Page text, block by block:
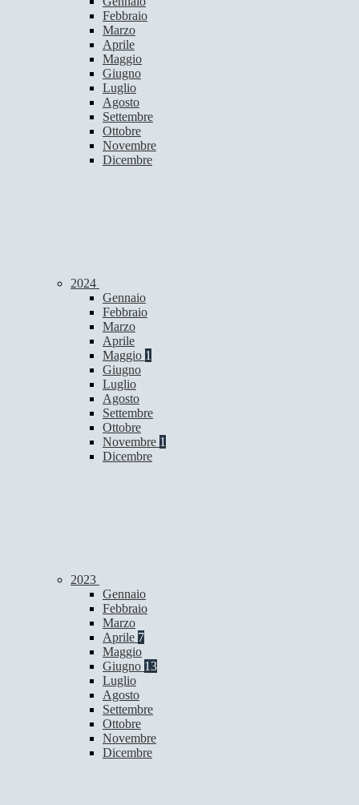
Febbraio
Marzo
Aprile
Maggio
Giugno
Luglio
Agosto
Settembre
Ottobre
Novembre
Dicembre
2024
Gennaio
Febbraio
Marzo
Aprile
Maggio 1
Giugno
Luglio
Agosto
Settembre
Ottobre
Novembre 1
Dicembre
2023
Gennaio
Febbraio
Marzo
Aprile 7
Maggio
Giugno 13
Luglio
Agosto
Settembre
Ottobre
Novembre
Dicembre